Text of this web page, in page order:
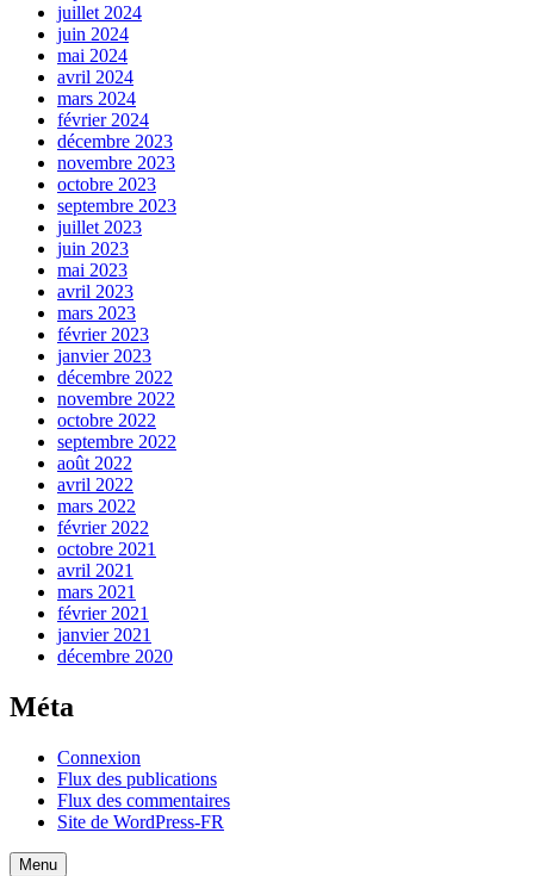
juillet 2024
juin 2024
mai 2024
avril 2024
mars 2024
février 2024
décembre 2023
novembre 2023
octobre 2023
septembre 2023
juillet 2023
juin 2023
mai 2023
avril 2023
mars 2023
février 2023
janvier 2023
décembre 2022
novembre 2022
octobre 2022
septembre 2022
août 2022
avril 2022
mars 2022
février 2022
octobre 2021
avril 2021
mars 2021
février 2021
janvier 2021
décembre 2020
Méta
Connexion
Flux des publications
Flux des commentaires
Site de WordPress-FR
Menu